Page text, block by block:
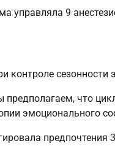
управляла 9
контроле
что
эмоционального
предпочтения